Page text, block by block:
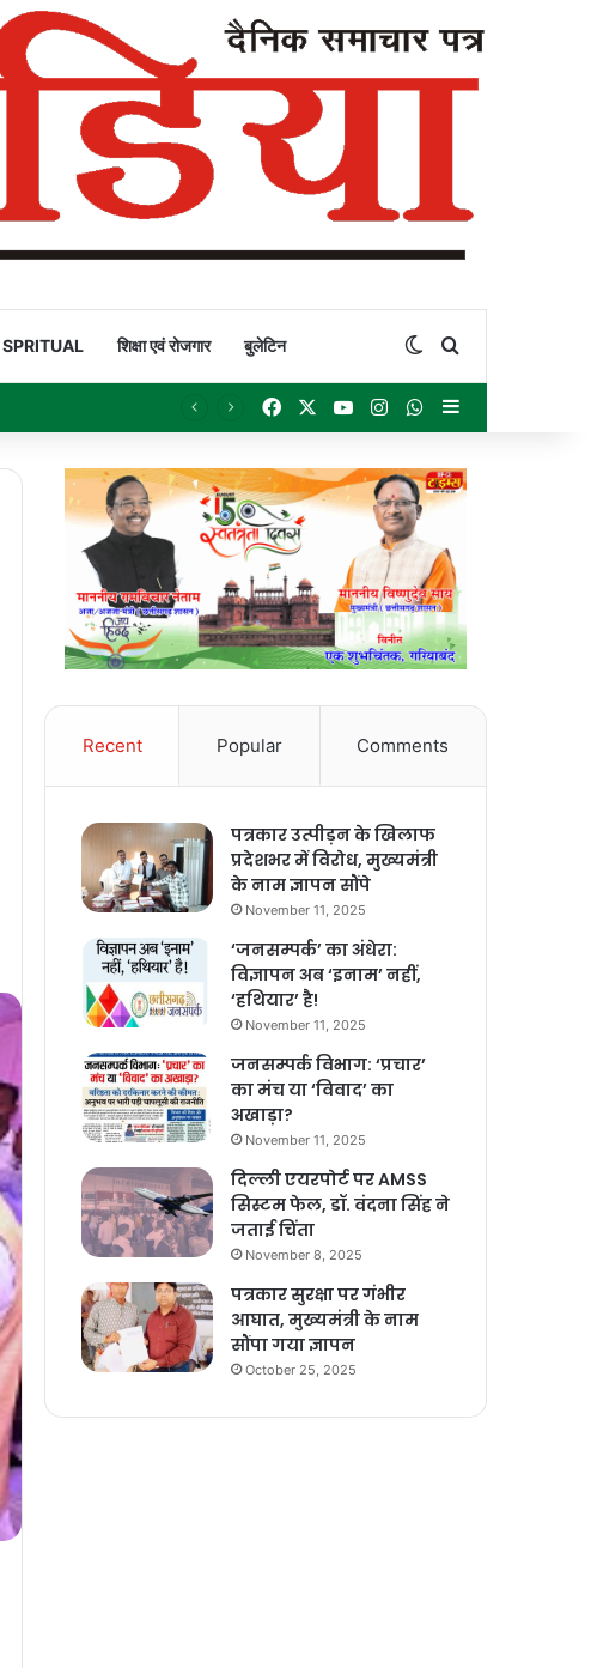
SPRITUAL शिक्षा एवं रोजगार बुलेटिन Switch skin
FacebookYouTubeInstagramWhatsApp
Sidebar
Recent Popular Comments
पत्रकार उत्पीड़न के खिलाफ
प्रदेशभर में विरोध, मुख्यमंत्री
के नाम ज्ञापन सौंपे
November 11, 2025
‘जनसम्पर्क’ का अंधेरा:
विज्ञापन अब ‘इनाम’ नहीं,
‘हथियार’ है!
November 11, 2025
जनसम्पर्क विभाग: ‘प्रचार’
का मंच या ‘विवाद’ का
अखाड़ा?
November 11, 2025
दिल्ली एयरपोर्ट पर AMSS
सिस्टम फेल, डॉ. वंदना सिंह ने
जताई चिंता
November 8, 2025
पत्रकार सुरक्षा पर गंभीर
आघात, मुख्यमंत्री के नाम
सौंपा गया ज्ञापन
October 25, 2025